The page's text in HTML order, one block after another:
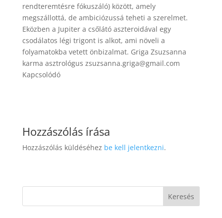
rendteremtésre fókuszáló) között, amely
megszállottá, de ambiciózussá teheti a szerelmet.
Eközben a Jupiter a csőlátó aszteroidával egy
csodálatos légi trigont is alkot, ami növeli a
folyamatokba vetett önbizalmat. Griga Zsuzsanna
karma asztrológus zsuzsanna.griga@gmail.com
Kapcsolódó
Hozzászólás írása
Hozzászólás küldéséhez be kell jelentkezni.
Keresés